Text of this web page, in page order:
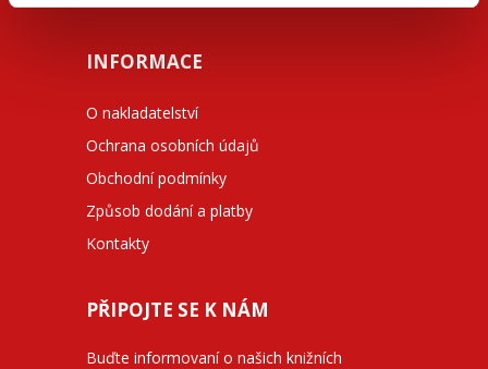
INFORMACE
O nakladatelství
Ochrana osobních údajů
Obchodní podmínky
Způsob dodání a platby
Kontakty
PŘIPOJTE SE K NÁM
Buďte informovaní o našich knižních